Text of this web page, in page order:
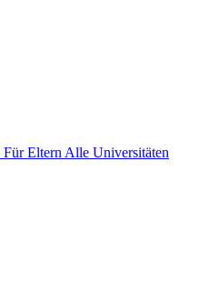
Für Eltern Alle Universitäten